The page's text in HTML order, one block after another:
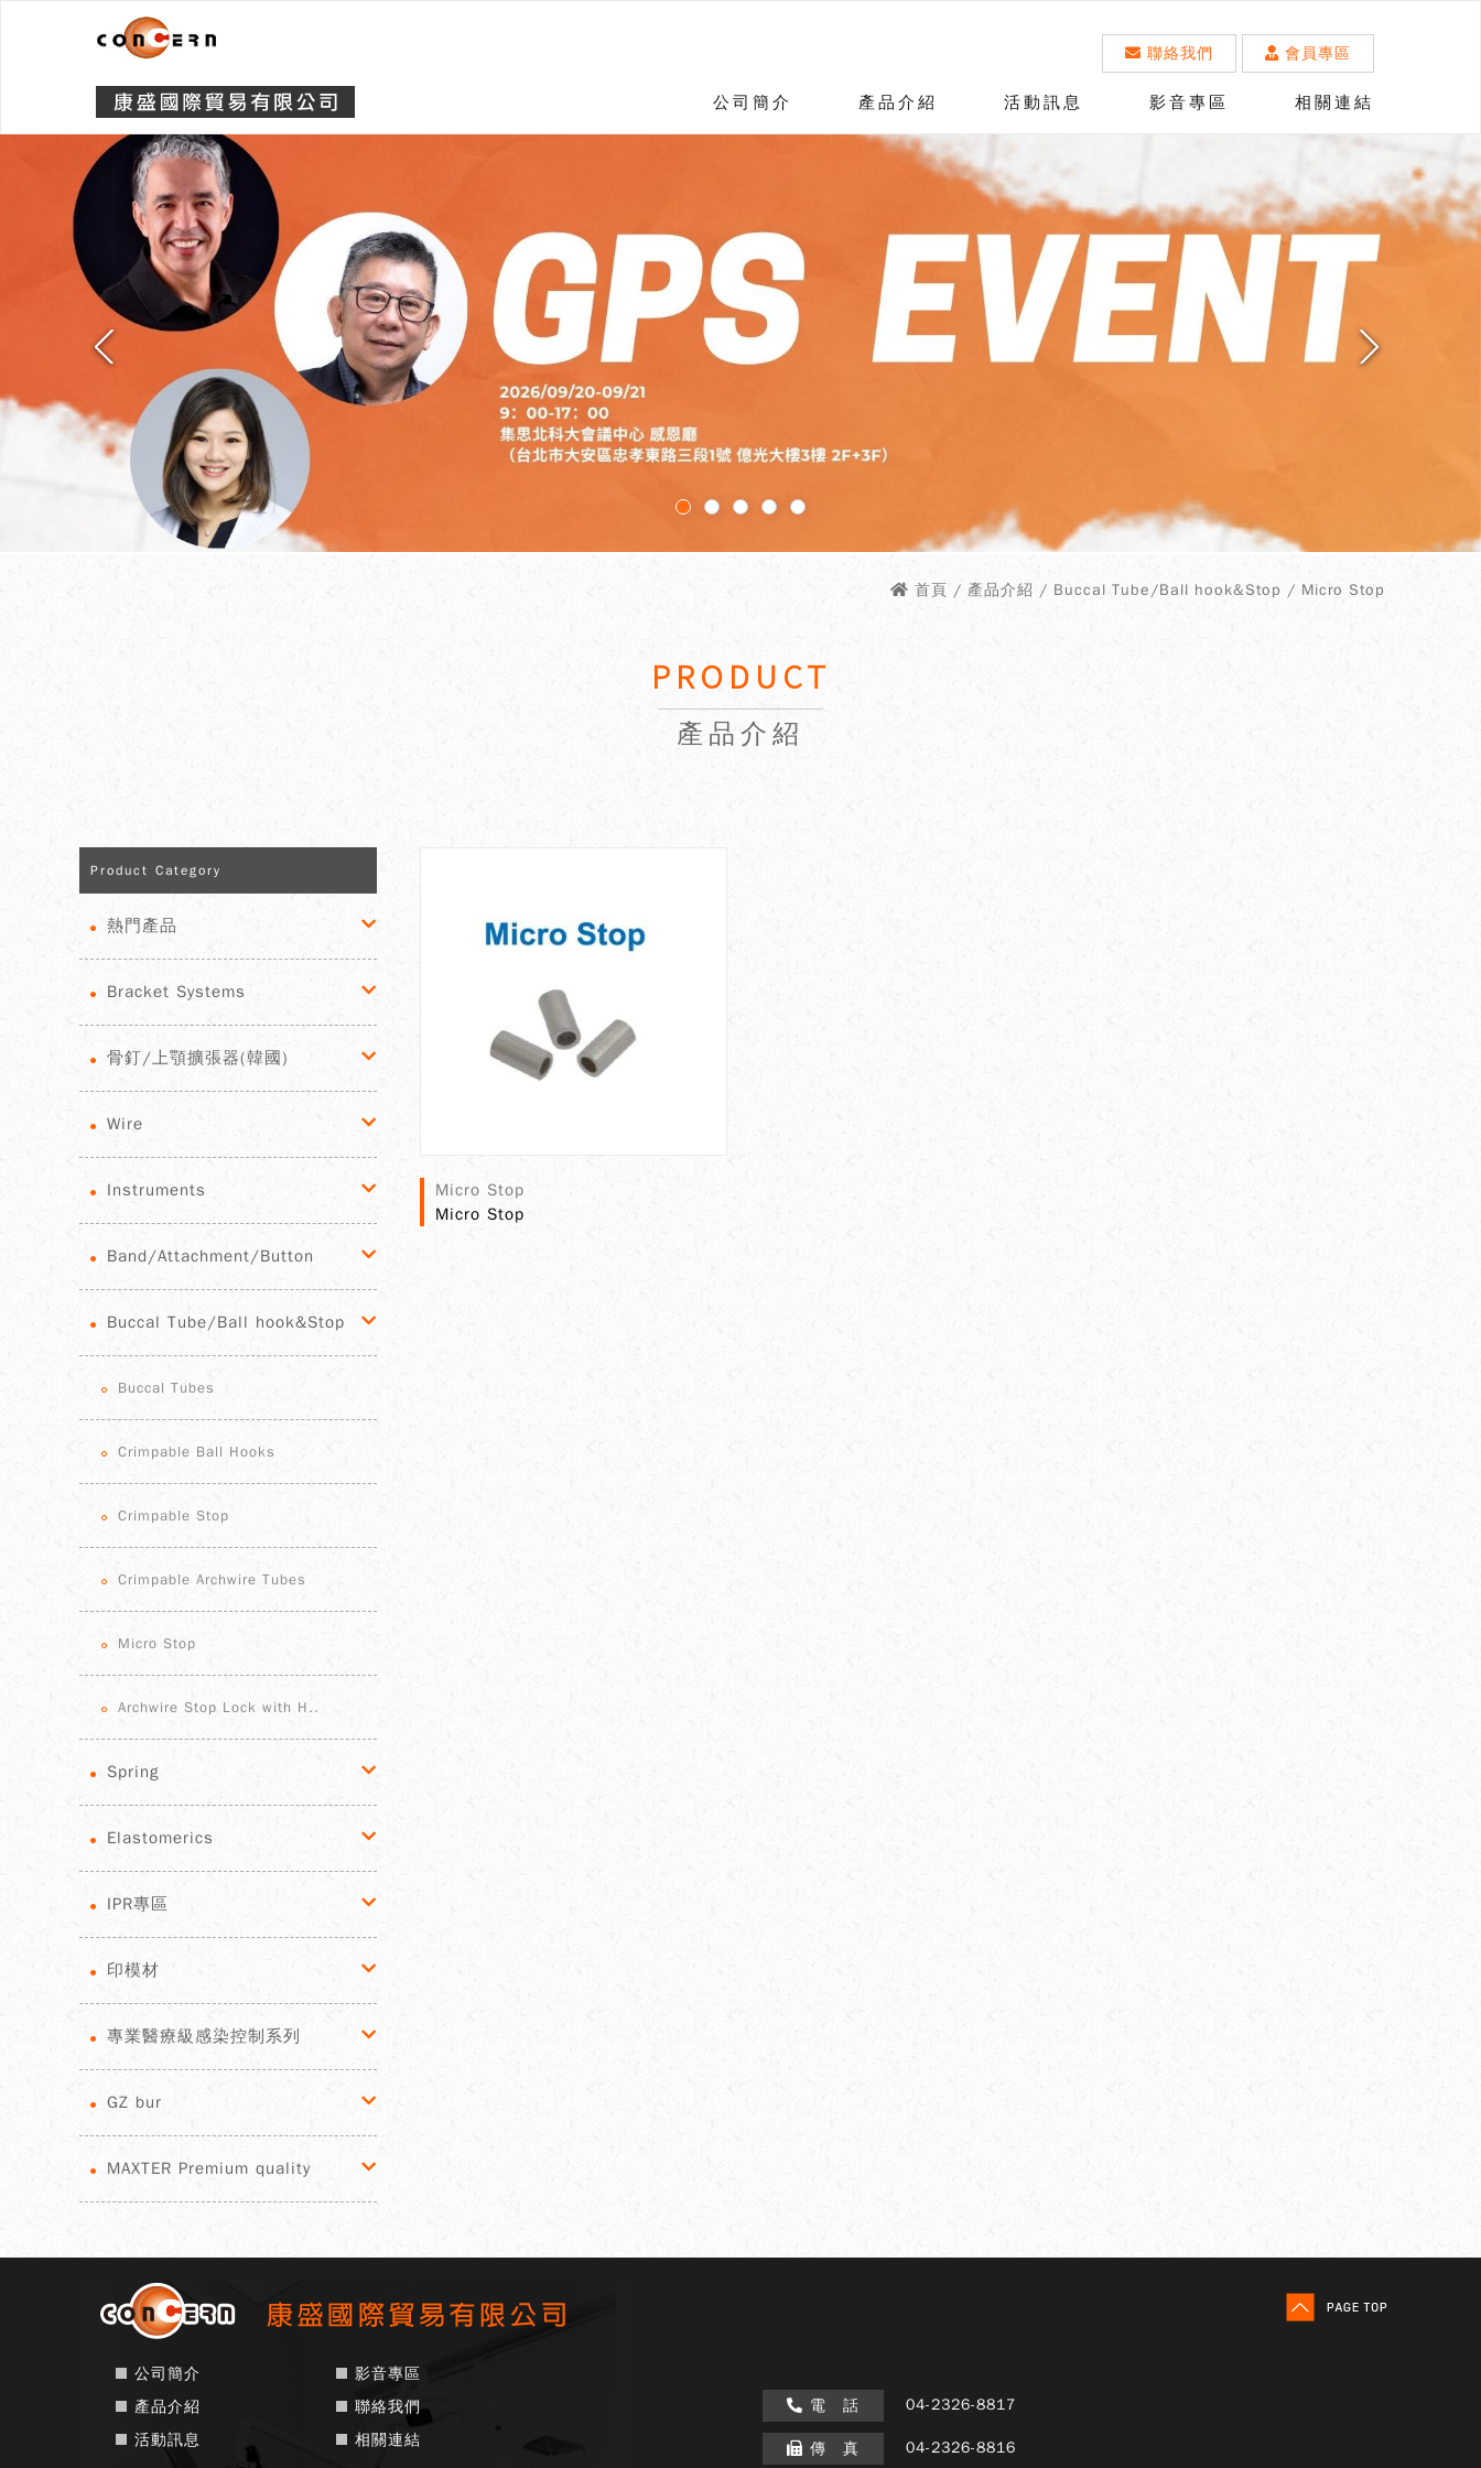
聯絡我們 會員專區
公司簡介 產品介紹 活動訊息 影音專區 相關連結
首頁 / 產品介紹 / Buccal Tube/Ball hook&Stop / Micro Stop
PRODUCT
產品介紹
Product Category
熱門產品
Bracket Systems
骨釘/上顎擴張器(韓國)
Wire
Instruments
Band/Attachment/Button
Buccal Tube/Ball hook&Stop
Buccal Tubes
Crimpable Ball Hooks
Crimpable Stop
Crimpable Archwire Tubes
Micro Stop
Archwire Stop Lock with H..
Spring
Elastomerics
IPR專區
印模材
專業醫療級感染控制系列
GZ bur
MAXTER Premium quality
Micro Stop
Micro Stop
公司簡介
產品介紹
活動訊息
影音專區
聯絡我們
相關連結
電 話 04-2326-8817
傳 真 04-2326-8816